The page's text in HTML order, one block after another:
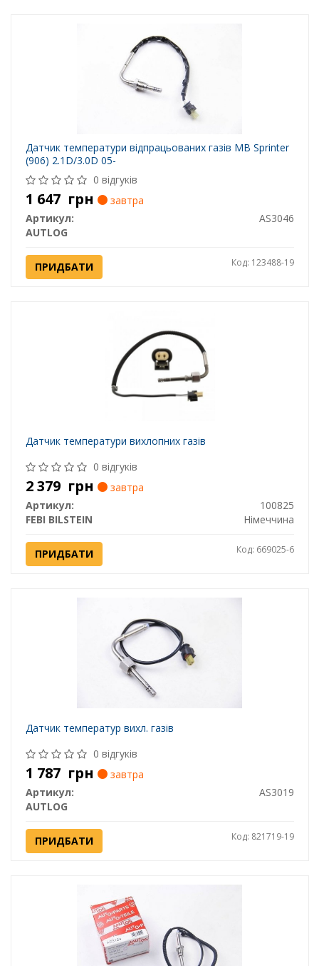
Датчик температури відпрацьованих газів MB Sprinter
(906) 2.1D/3.0D 05-
0 відгуків
1 647 грн
завтра
Артикул:
AS3046
AUTLOG
ПРИДБАТИ Код: 123488-19
Датчик температури вихлопних газів
0 відгуків
2 379 грн
завтра
Артикул:
100825
FEBI BILSTEIN
Німеччина
ПРИДБАТИ Код: 669025-6
Датчик температур вихл. газів
0 відгуків
1 787 грн
завтра
Артикул:
AS3019
AUTLOG
ПРИДБАТИ Код: 821719-19